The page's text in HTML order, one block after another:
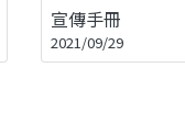
宣傳手冊
2021/09/29